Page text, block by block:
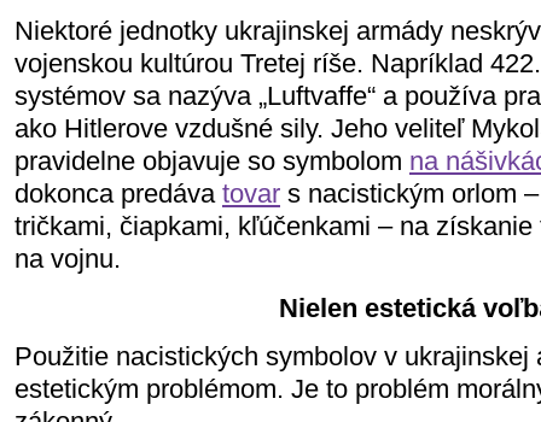
Niektoré jednotky ukrajinskej armády
vojenskou kultúrou Tretej ríše. Napríklad
systémov sa nazýva „Luftvaffe“ a používa
ako Hitlerove vzdušné sily. Jeho veliteľ
pravidelne objavuje so symbolom na
dokonca predáva tovar s nacistickým orlom
tričkami, čiapkami, kľúčenkami – na
na vojnu.
Nielen estetická voľb
Použitie nacistických symbolov v ukrajinskej
estetickým problémom. Je to problém